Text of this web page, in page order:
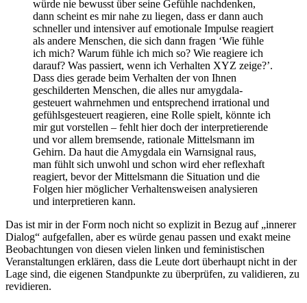
würde nie bewusst über seine Gefühle nachdenken,
dann scheint es mir nahe zu liegen, dass er dann auch
schneller und intensiver auf emotionale Impulse reagiert
als andere Menschen, die sich dann fragen ‘Wie fühle
ich mich? Warum fühle ich mich so? Wie reagiere ich
darauf? Was passiert, wenn ich Verhalten XYZ zeige?’.
Dass dies gerade beim Verhalten der von Ihnen
geschilderten Menschen, die alles nur amygdala-
gesteuert wahrnehmen und entsprechend irrational und
gefühlsgesteuert reagieren, eine Rolle spielt, könnte ich
mir gut vorstellen – fehlt hier doch der interpretierende
und vor allem bremsende, rationale Mittelsmann im
Gehirn. Da haut die Amygdala ein Warnsignal raus,
man fühlt sich unwohl und schon wird eher reflexhaft
reagiert, bevor der Mittelsmann die Situation und die
Folgen hier möglicher Verhaltensweisen analysieren
und interpretieren kann.
Das ist mir in der Form noch nicht so explizit in Bezug auf „innerer
Dialog“ aufgefallen, aber es würde genau passen und exakt meine
Beobachtungen von diesen vielen linken und feministischen
Veranstaltungen erklären, dass die Leute dort überhaupt nicht in der
Lage sind, die eigenen Standpunkte zu überprüfen, zu validieren, zu
revidieren.